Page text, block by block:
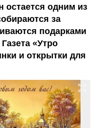
остается одним из
за
подарками
«Утро
и открытки для